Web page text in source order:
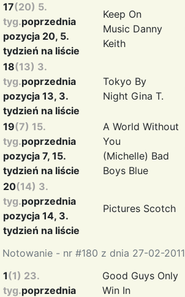
Notowanie - nr #180 z dnia 27-02-2011
17(20) 5.
tyg.poprzednia
pozycja 20, 5.
tydzień na liście
Keep On
Music Danny
Keith
18(13) 3.
tyg.poprzednia
pozycja 13, 3.
tydzień na liście
Tokyo By
Night Gina T.
19(7) 15.
tyg.poprzednia
pozycja 7, 15.
tydzień na liście
A World Without
You
(Michelle) Bad
Boys Blue
20(14) 3.
tyg.poprzednia
pozycja 14, 3.
tydzień na liście
Pictures Scotch
1(1) 23.
tyg.poprzednia
Good Guys Only
Win In